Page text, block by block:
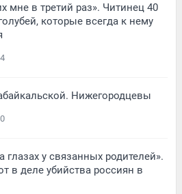
мне в третий раз». Читинец 40
которые всегда к нему
Нижегородцевы
глазах у связанных родителей».
в деле убийства россиян в